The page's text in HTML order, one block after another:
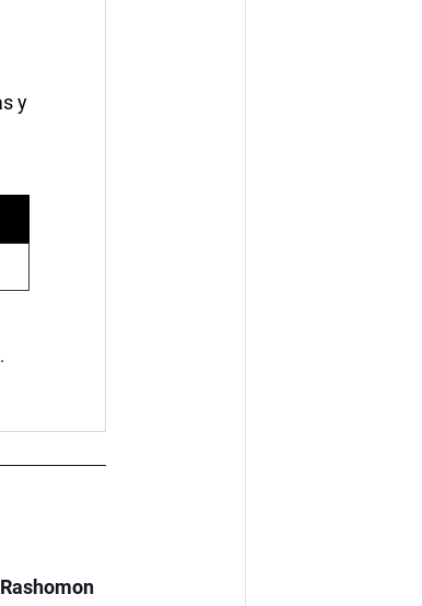
y